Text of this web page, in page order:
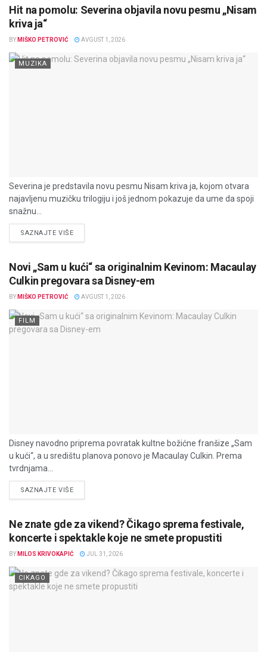
Hit na pomolu: Severina objavila novu pesmu „Nisam
kriva ja“
BY MIŠKO PETROVIĆ AVGUST 1, 2026
MUZIKA
Severina je predstavila novu pesmu Nisam kriva ja, kojom otvara
najavljenu muzičku trilogiju i još jednom pokazuje da ume da spoji
snažnu...
SAZNAJTE VIŠEDETAILS
Novi „Sam u kući“ sa originalnim Kevinom: Macaulay
Culkin pregovara sa Disney-em
BY MIŠKO PETROVIĆ AVGUST 1, 2026
FILM
Disney navodno priprema povratak kultne božićne franšize „Sam
u kući“, a u središtu planova ponovo je Macaulay Culkin. Prema
tvrdnjama...
SAZNAJTE VIŠEDETAILS
Ne znate gde za vikend? Čikago sprema festivale,
koncerte i spektakle koje ne smete propustiti
BY MILOS KRIVOKAPIĆ JUL 31, 2026
CIKAGO